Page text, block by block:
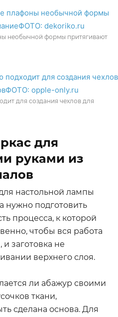
необычной формы притягивают
для создания чехлов для
для
руками из
настольной лампы
нужно подготовить
процесса, к которой
чтобы вся работа
заготовка не
верхнего слоя.
ли абажур своими
ткани,
сделана основа. Для